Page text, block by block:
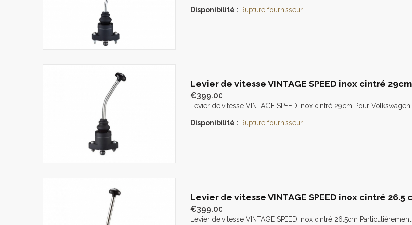
Disponibilité : Rupture fournisseur
Levier de vitesse VINTAGE SPEED inox cintré 29cm
€399.00
Levier de vitesse VINTAGE SPEED inox cintré 29cm Pour
Disponibilité : Rupture fournisseur
Levier de vitesse VINTAGE SPEED inox cintré 26.5
€399.00
Levier de vitesse VINTAGE SPEED inox cintré 26.5cm